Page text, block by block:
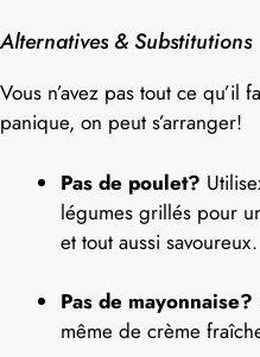
Alternatives & Substitutions
Vous n’avez pas tout ce qu’il
panique, on peut s’arranger!
Pas de poulet?
légumes grillés pour
et tout aussi savoureux.
Pas de mayonnaise?
même de crème